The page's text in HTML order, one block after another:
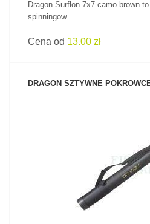
Dragon Surflon 7x7 camo brown
spinningow...
Cena od 13.00 zł
DRAGON SZTYWNE
ZOBACZ